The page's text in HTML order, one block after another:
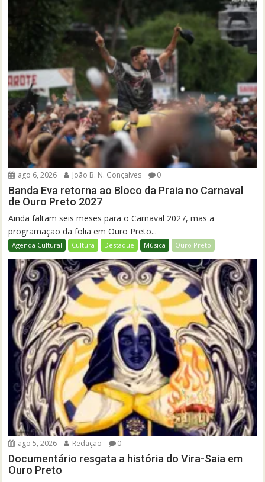
ago 6, 2026 João B. N. Gonçalves 0
Banda Eva retorna ao Bloco da Praia no Carnaval
de Ouro Preto 2027
Ainda faltam seis meses para o Carnaval 2027, mas a
programação da folia em Ouro Preto...
Agenda Cultural Cultura Destaque Música Ouro Preto
ago 5, 2026 Redação 0
Documentário resgata a história do Vira-Saia em
Ouro Preto